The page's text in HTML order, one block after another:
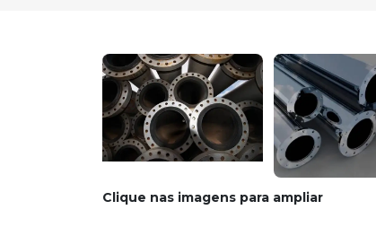
Clique nas imagens para ampliar